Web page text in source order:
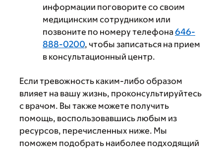
информации поговорите со своим
медицинским сотрудником или
позвоните по номеру телефона646-
888-0200, чтобы записаться на прием
в консультационный центр.
Если тревожность каким-либо образом
влияет на вашу жизнь, проконсультируйтесь
с врачом. Вы также можете получить
помощь, воспользовавшись любым из
ресурсов, перечисленных ниже. Мы
поможем подобрать наиболее подходящий